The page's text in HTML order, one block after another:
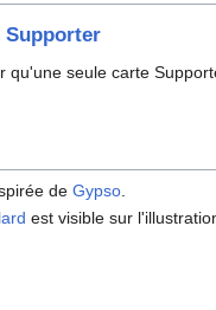
Supporter
qu'une seule carte
deGypso
est visible sur